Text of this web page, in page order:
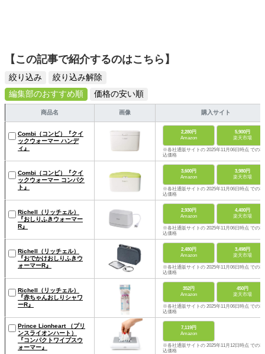
【この記事で紹介するのはこちら】
絞り込み
絞り込み解除
編集部のおすすめ順
価格の安い順
商品名 画像 購入サイト
Combi（コンビ）『クイ
ックウォーマー ハンデ
ィ』
2,280円
Amazon
5,900円
楽天市場
※各社通販サイトの 2025年11月06日時点 での税
込価格
Combi（コンビ）『クイ
ックウォーマー コンパク
ト』
3,600円
Amazon
3,980円
楽天市場
※各社通販サイトの 2025年11月06日時点 での税
込価格
Richell（リッチェル）
『おしりふきウォーマー
R』
2,930円
Amazon
4,400円
楽天市場
※各社通販サイトの 2025年11月06日時点 での税
込価格
Richell（リッチェル）
『おでかけおしりふきウ
ォーマーR』
2,480円
Amazon
3,498円
楽天市場
※各社通販サイトの 2025年11月06日時点 での税
込価格
Richell（リッチェル）
『赤ちゃんおしりシャワ
ーR』
352円
Amazon
450円
楽天市場
※各社通販サイトの 2025年11月06日時点 での税
込価格
Prince Lionheart （プリ
ンスライオンハート）
『コンパクトワイプスウ
ォーマー』
7,119円
Amazon
※各社通販サイトの 2025年11月12日時点 での税
込価格